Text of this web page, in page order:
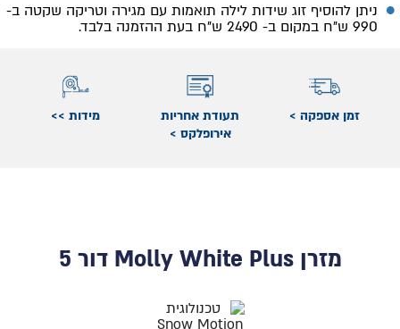
ניתן להוסיף זוג שידות לילה תואמות עם מגירה וטריקה שקטה ב-
990 ש"ח במקום ב- 2490 ש"ח בעת ההזמנה בלבד.
זמן אספקה >
תעודת אחריות
אירופלקס >
מידות >>
מזרן Molly White Plus דור 5